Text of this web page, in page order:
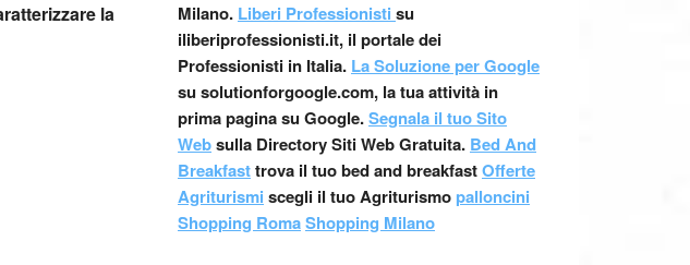
la
Milano. Liberi Professionisti su
iliberiprofessionisti.it, il portale dei
Professionisti in Italia. La Soluzione per Google
su solutionforgoogle.com, la tua attività in
prima pagina su Google.Segnala il tuo Sito
Websulla Directory Siti Web Gratuita. Bed And
Breakfasttrova il tuo bed and breakfastOfferte
Agriturismi scegli il tuo Agriturismo palloncini
Shopping RomaShopping Milano